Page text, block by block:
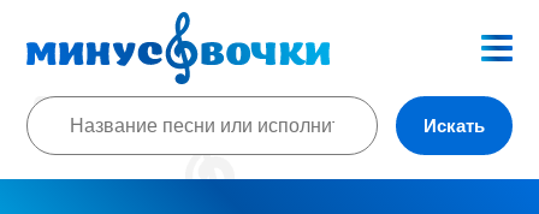
Искать